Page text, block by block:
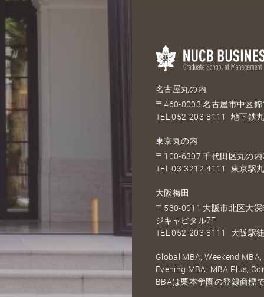
名古屋丸の内
〒460-0003 名古屋市中区
TEL052-203-8111 地下鉄
東京丸の内
〒100-6307 千代田区丸の
TEL03-3212-4111 東京駅
大阪梅田
〒530-0011 大阪市北区大
ジキャピタル7F
TEL052-203-8111 大阪駅
Global MBA, Weekend
Evening MBA, MBA Plus,
BBAは栗本学園の登録商標